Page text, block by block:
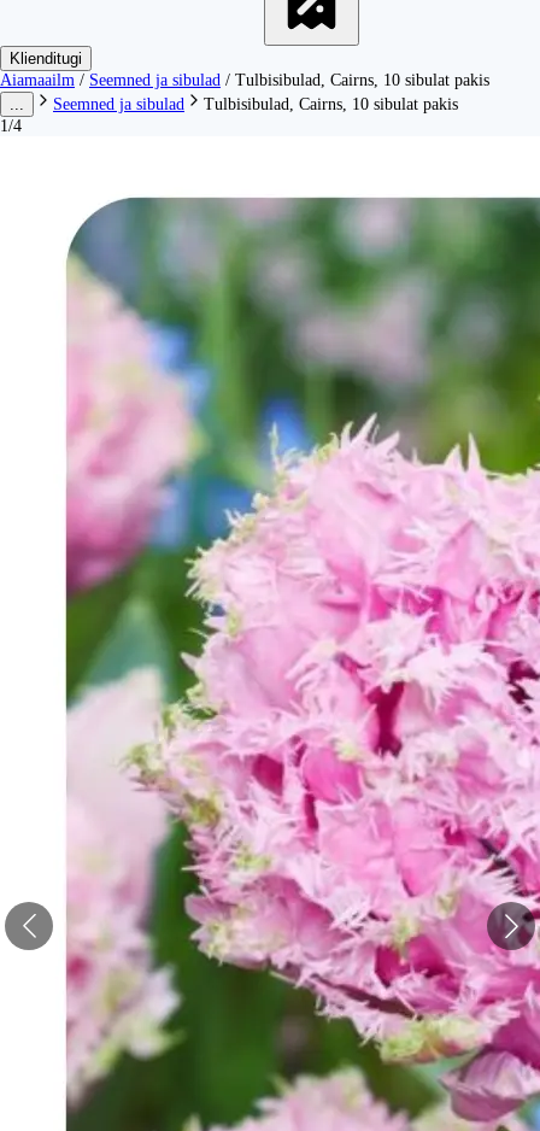
Klienditugi
Aiamaailm / Seemned ja sibulad / Tulbisibulad, Cairns, 10 sibulat pakis
Seemned ja sibulad
Tulbisibulad, Cairns, 10 sibulat pakis
1/4